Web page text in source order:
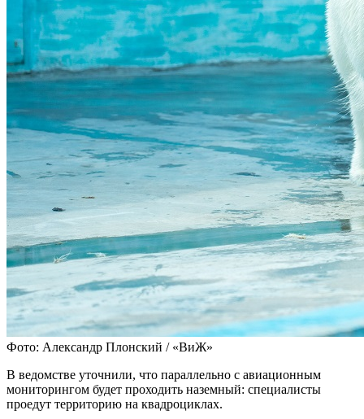
Фото: Александр Плонский / «ВиЖ»
В ведомстве уточнили, что параллельно с авиационным
мониторингом будет проходить наземный: специалисты
проедут территорию на квадроциклах.